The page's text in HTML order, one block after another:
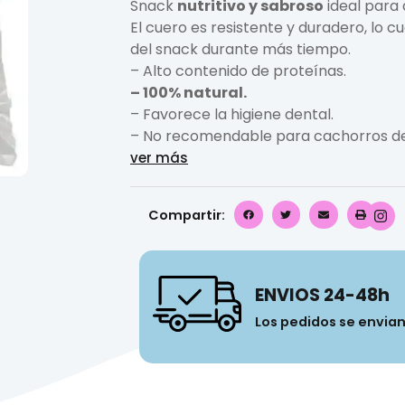
Snack nutritivo y sabroso ideal para
El cuero es resistente y duradero, lo
del snack durante más tiempo.
– Alto contenido de proteínas.
– 100% natural.
– Favorece la higiene dental.
– No recomendable para cachorros
ver más
Compartir:
ENVIOS 24-48h
Los pedidos se